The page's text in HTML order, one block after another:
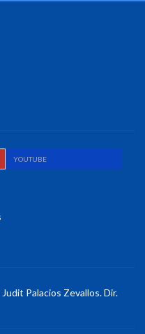
YOUTUBE
Palacios Zevallos. Dir.